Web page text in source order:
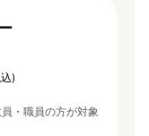
)
・職員の方が対象